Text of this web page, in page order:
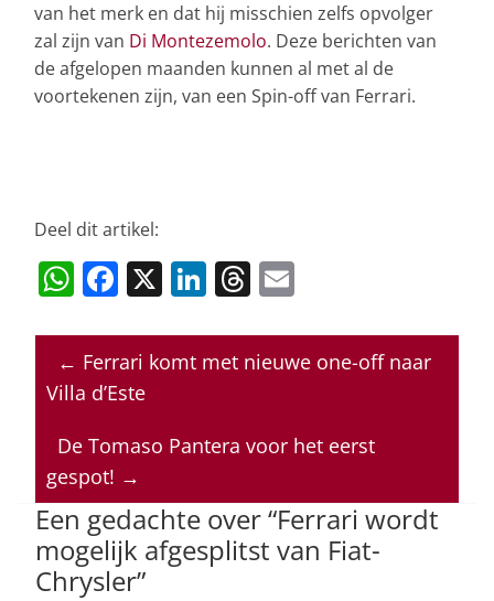
van het merk en dat hij misschien zelfs opvolger
zal zijn van Di Montezemolo. Deze berichten van
de afgelopen maanden kunnen al met al de
voortekenen zijn, van een Spin-off van Ferrari.
Deel dit artikel:
W
at
s
p
p
F
c
e
o
o
k
X Li
k
e
n
T
re
a
s
ai
l
← Ferrari komt met nieuwe one-off naar
Villa d’Este
De Tomaso Pantera voor het eerst
gespot! →
Een gedachte over “Ferrari wordt
mogelijk afgesplitst van Fiat-
Chrysler”